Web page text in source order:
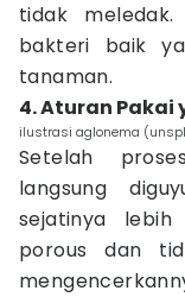
tidak
bakteri baik
tanaman.
4. Aturan Pakai
ilustrasi aglonema
Setelah
langsung
sejatinya
porous dan